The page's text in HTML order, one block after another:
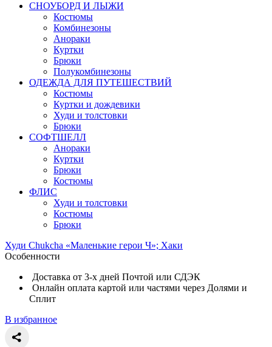
СНОУБОРД И ЛЫЖИ
Костюмы
Комбинезоны
Анораки
Куртки
Брюки
Полукомбинезоны
ОДЕЖДА ДЛЯ ПУТЕШЕСТВИЙ
Костюмы
Куртки и дождевики
Худи и толстовки
Брюки
СОФТШЕЛЛ
Анораки
Куртки
Брюки
Костюмы
ФЛИС
Худи и толстовки
Костюмы
Брюки
Худи Сhukcha «Маленькие герои Ч»; Хаки
Особенности
Доставка от 3-х дней Почтой или СДЭК
Онлайн оплата картой или частями через Долями и
Сплит
В избранное